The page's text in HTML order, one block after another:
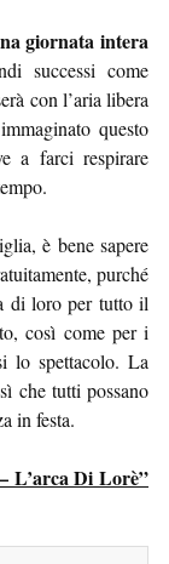
giornata intera
successi come
con l’aria libera
questo
a farci respirare
è bene sapere
purché
di loro per tutto il
così come per i
lo spettacolo. La
che tutti possano
in festa.
L’arca Di Lorè”